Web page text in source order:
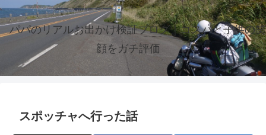
パパのリアルお出かけ検証ブログ｜コスパと子供の笑
顔をガチ評価
スポッチャへ行った話